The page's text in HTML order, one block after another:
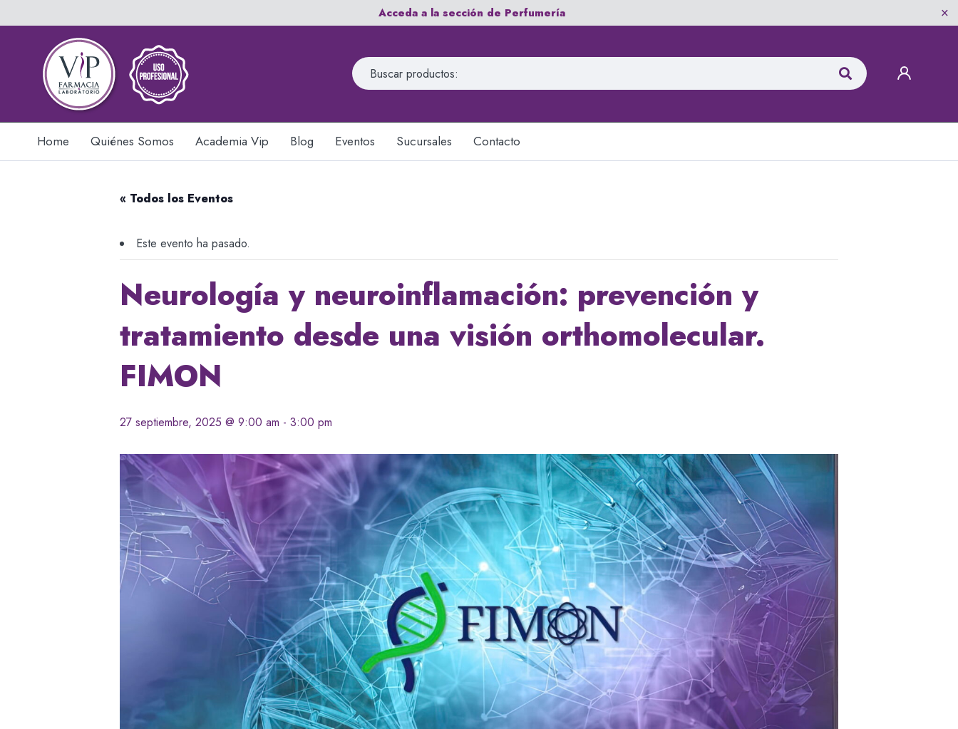
Acceda a la sección de Perfumería
Home Quiénes Somos Academia Vip Blog Eventos Sucursales Contacto
« Todos los Eventos
Este evento ha pasado.
Neurología y neuroinflamación: prevención y
tratamiento desde una visión orthomolecular.
FIMON
27 septiembre, 2025 @ 9:00 am - 3:00 pm